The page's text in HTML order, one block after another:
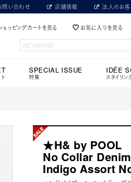
問い合わせ 店舗情報 法人のお客
ョッピングカートを見る お気に入りを見る
SPECIAL ISSUE
特集
IDÉE
スタイリン
★H& by POOL
No Collar
Indigo Assort